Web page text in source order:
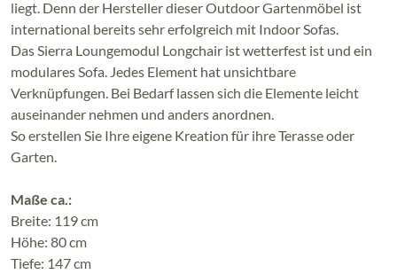
liegt. Denn der Hersteller dieser Outdoor Gartenmöbel ist
international bereits sehr erfolgreich mit Indoor Sofas.
Das Sierra Loungemodul Longchair ist wetterfest ist und ein
modulares Sofa. Jedes Element hat unsichtbare
Verknüpfungen. Bei Bedarf lassen sich die Elemente leicht
auseinander nehmen und anders anordnen.
So erstellen Sie Ihre eigene Kreation für ihre Terasse oder
Garten.
Maße ca.:
Breite: 119 cm
Höhe: 80 cm
Tiefe: 147 cm